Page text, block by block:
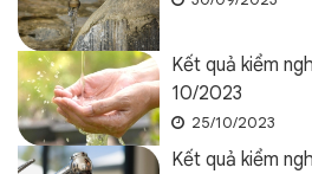
Kết quả kiểm
10/2023
25/10/2023
Kết quả kiểm